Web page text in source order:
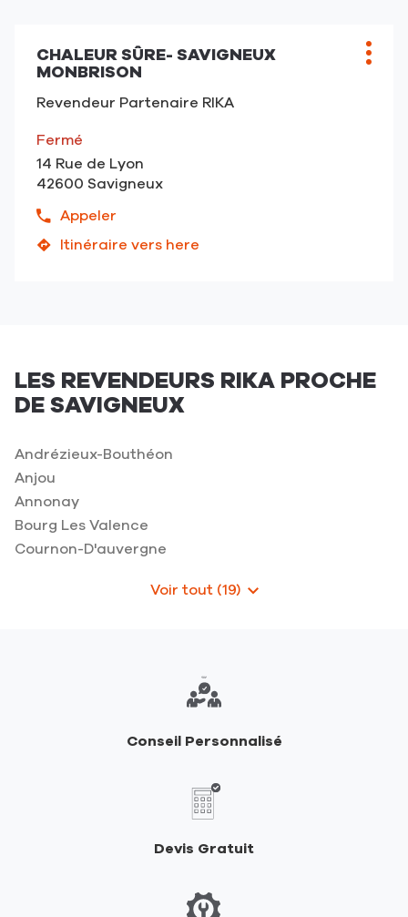
RIKA
Point
de
vente
CHALEUR SÛRE- SAVIGNEUX
MONBRISON
Revendeur Partenaire RIKA
Fermé
14 Rue de Lyon
42600 Savigneux
Appeler
Afficher
le
vente
CHALEUR
Savigneux
Monbrison
Itinéraire vers here
jusqu'au
Savigneux
Monbrison
Plus
LES REVENDEURS RIKA PROCHE
DE SAVIGNEUX
Andrézieux-Bouthéon
Anjou
Annonay
Bourg Les Valence
Cournon-D'auvergne
Voir tout (19)
de
Conseil Personnalisé
Devis Gratuit